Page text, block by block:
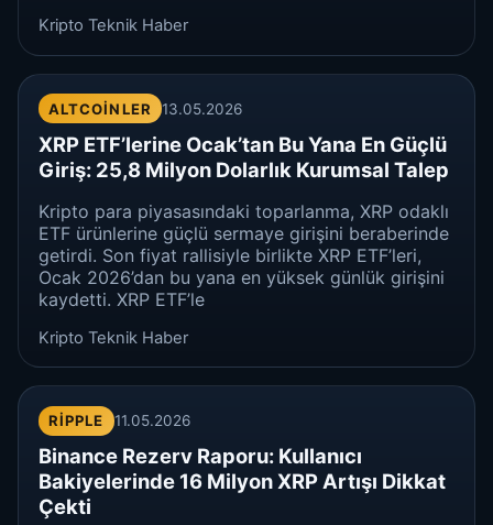
Kripto Teknik Haber
ALTCOINLER 13.05.2026
XRP ETF’lerine Ocak’tan Bu Yana En Güçlü
Giriş: 25,8 Milyon Dolarlık Kurumsal Talep
Kripto para piyasasındaki toparlanma, XRP odaklı
ETF ürünlerine güçlü sermaye girişini beraberinde
getirdi. Son fiyat rallisiyle birlikte XRP ETF’leri,
Ocak 2026’dan bu yana en yüksek günlük girişini
kaydetti. XRP ETF’le
Kripto Teknik Haber
RIPPLE 11.05.2026
Binance Rezerv Raporu: Kullanıcı
Bakiyelerinde 16 Milyon XRP Artışı Dikkat
Çekti